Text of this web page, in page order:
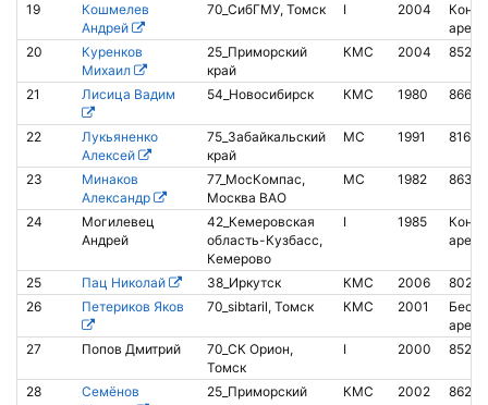
19
Кошмелев
Андрей
70_CибГМУ, Томск I 2004
20
Куренков
Михаил
25_Приморский
край
КМС 2004
21 Лисица Вадим 54_Новосибирск КМС 1980
22
Лукьяненко
Алексей
75_Забайкальский
край
МС 1991
23
Минаков
Александр
77_МосКомпас,
Москва ВАО
МС 1982
24
Могилевец
Андрей
42_Кемеровская
область-Кузбасс,
Кемерово
I 1985
25 Пац Николай 38_Иркутск КМС 2006
26
Петериков Яков 70_sibtaril, Томск КМС 2001
27
Попов Дмитрий
70_СК Орион,
Томск
I 2000
28
Семёнов
25_Приморский
КМС 2002